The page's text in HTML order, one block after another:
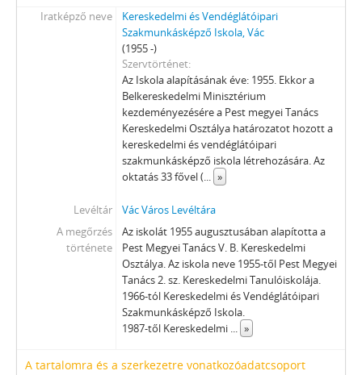
[fondfőcsoport] IX - TESTÜLETEK, 1705–1970
[fondfőcsoport] X - EGYESÜLETEK, (TÖMEG)SZERVEZETEK, PÁRTOK, 1821–2002
[fondfőcsoport] XI - GAZDASÁGI SZERVEK, 1876–1956
[fondfőcsoport] XII - EGYHÁZI SZERVEZETEK, INTÉZMÉNYEK, 1764 –1950
[fondfőcsoport] XIII - CSALÁDOK, 1821–2007
[fondfőcsoport] XIV - SZEMÉLYEK, 1800–2016
[fondfőcsoport] XV - GYŰJTEMÉNYEK, 1074–2016
[fondfőcsoport] XVI - A NÉPKÖZTÁRSASÁG ÉS A TANÁCSKÖZTÁRSASÁG FORRADALMI SZERVEI, 1919
[fondfőcsoport] XVII - NÉPHATALMI ÉS KÜLÖNLEGES FELADATOKRA LÉTREJÖTT BIZOTTSÁGOK, 1945–1990
[fondfőcsoport] XXIV - AZ ÁLLAMIGAZGATÁS TERÜLETI SZERVEI, 1952–1991
[fondfőcsoport] XXIX - GAZDASÁGI SZERVEK, 1946–2010
[fondfőcsoport] XXX - SZÖVETKEZETEK, 1949–2015
[fondfőcsoport] XXXVII - MEGYEI JOGÚ VÁROSI, VÁROSI ÉS KÖZSÉGI ÖNKORMÁNYZATOK, 1989–2014
Iratképző neve
Kereskedelmi és Vendéglátóipari
Szakmunkásképző Iskola, Vác
(1955 -)
Szervtörténet
Az Iskola alapításának éve: 1955. Ekkor a
Belkereskedelmi Minisztérium
kezdeményezésére a Pest megyei Tanács
Kereskedelmi Osztálya határozatot hozott a
kereskedelmi és vendéglátóipari
szakmunkásképző iskola létrehozására. Az
oktatás 33 fővel (... »
Levéltár
Vác Város Levéltára
A megőrzés
története
Az iskolát 1955 augusztusában alapította a
Pest Megyei Tanács V. B. Kereskedelmi
Osztálya. Az iskola neve 1955-től Pest Megyei
Tanács 2. sz. Kereskedelmi Tanulóiskolája.
1966-tól Kereskedelmi és Vendéglátóipari
Szakmunkásképző Iskola.
1987-től Kereskedelmi ... »
A tartalomra és a szerkezetre vonatkozóadatcsoport